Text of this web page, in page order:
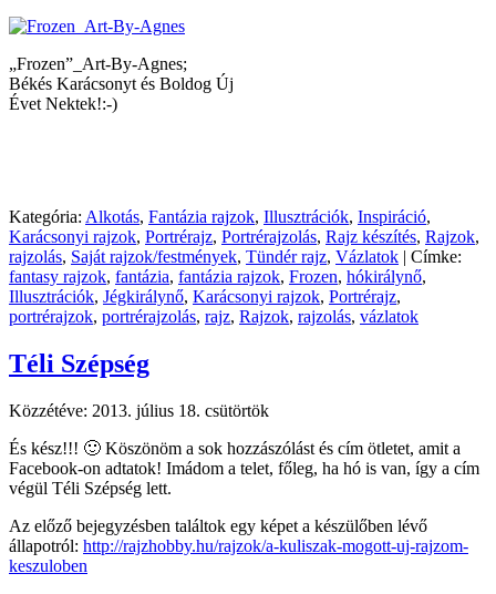
„Frozen”_Art-By-Agnes;
Békés Karácsonyt és Boldog Új
Évet Nektek!:-)
Kategória: Alkotás, Fantázia rajzok, Illusztrációk, Inspiráció,
Karácsonyi rajzok, Portrérajz, Portrérajzolás, Rajz készítés, Rajzok,
rajzolás, Saját rajzok/festmények, Tündér rajz, Vázlatok | Címke:
fantasy rajzok, fantázia, fantázia rajzok, Frozen, hókirálynő,
Illusztrációk, Jégkirálynő, Karácsonyi rajzok, Portrérajz,
portrérajzok, portrérajzolás, rajz, Rajzok, rajzolás, vázlatok
Téli Szépség
Közzétéve: 2013. július 18. csütörtök
És kész!!! 🙂 Köszönöm a sok hozzászólást és cím ötletet, amit a
Facebook-on adtatok! Imádom a telet, főleg, ha hó is van, így a cím
végül Téli Szépség lett.
Az előző bejegyzésben találtok egy képet a készülőben lévő
állapotról: http://rajzhobby.hu/rajzok/a-kuliszak-mogott-uj-rajzom-
keszuloben